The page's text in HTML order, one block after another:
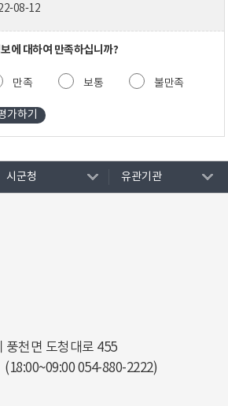
08-12
에 대하여 만족하십니까?
만족 보통 불만족
시군청 유관기관
풍천면 도청대로 455
(18:00~09:00 054-880-2222)